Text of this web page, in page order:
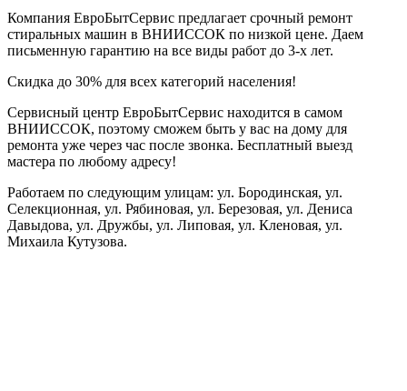
Компания ЕвроБытСервис предлагает срочный ремонт
стиральных машин в ВНИИССОК по низкой цене. Даем
письменную гарантию на все виды работ до 3-х лет.
Скидка до 30% для всех категорий населения!
Сервисный центр ЕвроБытСервис находится в самом
ВНИИССОК, поэтому сможем быть у вас на дому для
ремонта уже через час после звонка. Бесплатный выезд
мастера по любому адресу!
Работаем по следующим улицам: ул. Бородинская, ул.
Селекционная, ул. Рябиновая, ул. Березовая, ул. Дениса
Давыдова, ул. Дружбы, ул. Липовая, ул. Кленовая, ул.
Михаила Кутузова.